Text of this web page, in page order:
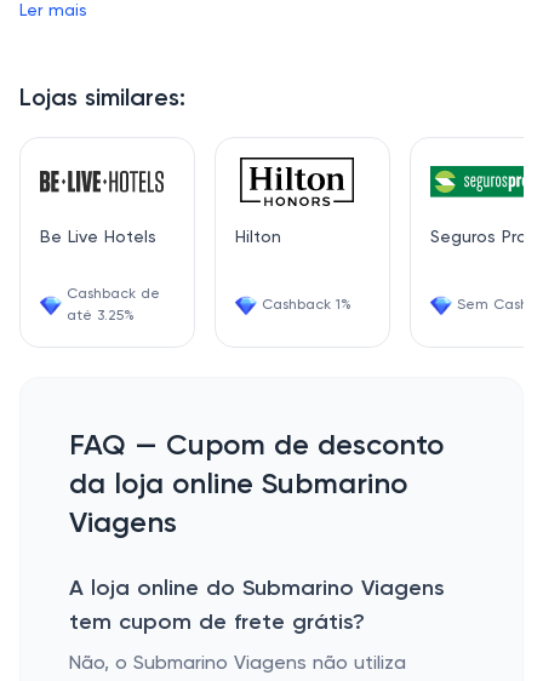
Ler mais
Lojas similares:
Be Live Hotels
Cashback de
até 3.25%
Hilton
Cashback 1%
Seguros
Sem
FAQ — Cupom de desconto
da loja online Submarino
Viagens
A loja online do Submarino Viagens
tem cupom de frete grátis?
Não, o Submarino Viagens não utiliza